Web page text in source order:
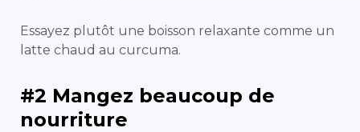
Essayez plutôt une boisson relaxante comme un
latte chaud au curcuma.
#2 Mangez beaucoup de
nourriture